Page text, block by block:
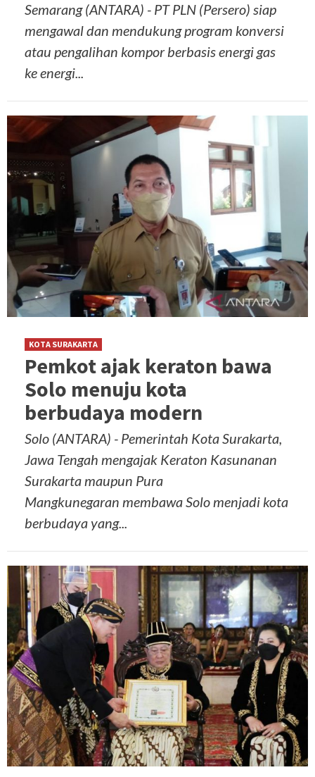
Semarang (ANTARA) - PT PLN (Persero) siap
mengawal dan mendukung program konversi
atau pengalihan kompor berbasis energi gas
ke energi...
KOTA SURAKARTA
Pemkot ajak keraton bawa
Solo menuju kota
berbudaya modern
Solo (ANTARA) - Pemerintah Kota Surakarta,
Jawa Tengah mengajak Keraton Kasunanan
Surakarta maupun Pura
Mangkunegaran membawa Solo menjadi kota
berbudaya yang...